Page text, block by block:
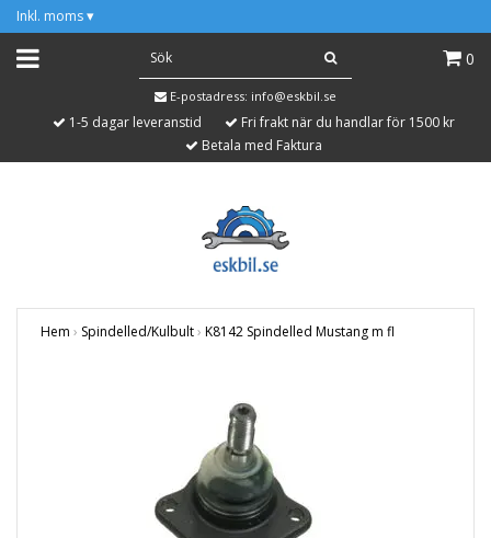
Inkl. moms ▾
0
E-postadress: info@eskbil.se
1-5 dagar leveranstid
Fri frakt när du handlar för 1500 kr
Betala med Faktura
Hem › Spindelled/Kulbult› K8142 Spindelled Mustang m fl